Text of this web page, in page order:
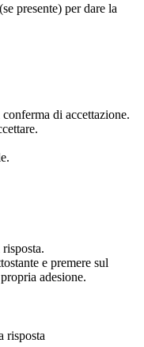
presente) per dare la
di accettazione.
e premere sul
adesione.
risposta